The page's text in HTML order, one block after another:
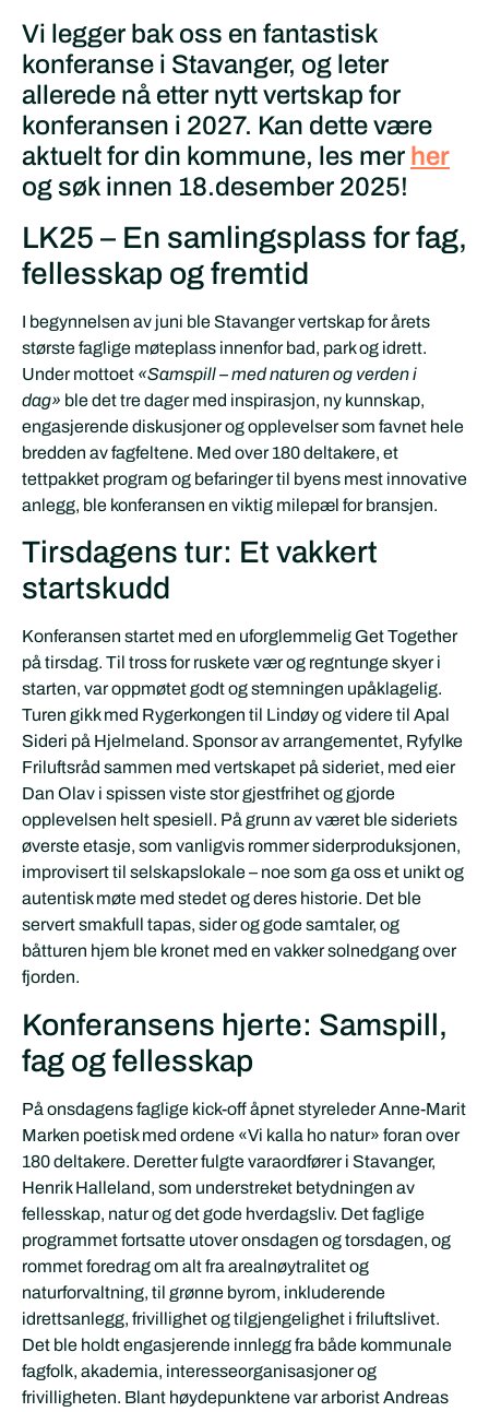
Vi legger bak oss en fantastisk
konferanse i Stavanger, og leter
allerede nå etter nytt vertskap for
konferansen i 2027. Kan dette være
aktuelt for din kommune, les mer her
og søk innen 18.desember 2025!
LK25 – En samlingsplass for fag,
fellesskap og fremtid
I begynnelsen av juni ble Stavanger vertskap for årets
største faglige møteplass innenfor bad, park og idrett.
Under mottoet «Samspill – med naturen og verden i
dag» ble det tre dager med inspirasjon, ny kunnskap,
engasjerende diskusjoner og opplevelser som favnet hele
bredden av fagfeltene. Med over 180 deltakere, et
tettpakket program og befaringer til byens mest innovative
anlegg, ble konferansen en viktig milepæl for bransjen.
Tirsdagens tur: Et vakkert
startskudd
Konferansen startet med en uforglemmelig Get Together
på tirsdag. Til tross for ruskete vær og regntunge skyer i
starten, var oppmøtet godt og stemningen upåklagelig.
Turen gikk med Rygerkongen til Lindøy og videre til Apal
Sideri på Hjelmeland. Sponsor av arrangementet, Ryfylke
Friluftsråd sammen med vertskapet på sideriet, med eier
Dan Olav i spissen viste stor gjestfrihet og gjorde
opplevelsen helt spesiell. På grunn av været ble sideriets
øverste etasje, som vanligvis rommer siderproduksjonen,
improvisert til selskapslokale – noe som ga oss et unikt og
autentisk møte med stedet og deres historie. Det ble
servert smakfull tapas, sider og gode samtaler, og
båtturen hjem ble kronet med en vakker solnedgang over
fjorden.
Konferansens hjerte: Samspill,
fag og fellesskap
På onsdagens faglige kick-off åpnet styreleder Anne-Marit
Marken poetisk med ordene «Vi kalla ho natur» foran over
180 deltakere. Deretter fulgte varaordfører i Stavanger,
Henrik Halleland, som understreket betydningen av
fellesskap, natur og det gode hverdagsliv. Det faglige
programmet fortsatte utover onsdagen og torsdagen, og
rommet foredrag om alt fra arealnøytralitet og
naturforvaltning, til grønne byrom, inkluderende
idrettsanlegg, frivillighet og tilgjengelighet i friluftslivet.
Det ble holdt engasjerende innlegg fra både kommunale
fagfolk, akademia, interesseorganisasjoner og
frivilligheten. Blant høydepunktene var arborist Andreas